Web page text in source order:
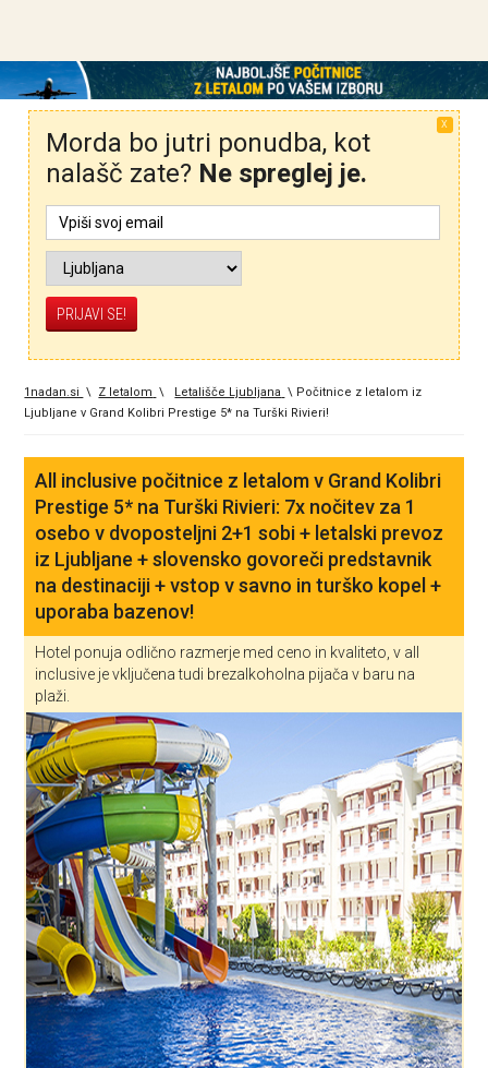
X
Morda bo jutri ponudba, kot
nalašč zate? Ne spreglej je.
1nadan.si \ Z letalom \ Letališče Ljubljana \ Počitnice z letalom iz
Ljubljane v Grand Kolibri Prestige 5* na Turški Rivieri!
All inclusive počitnice z letalom v Grand Kolibri
Prestige 5* na Turški Rivieri: 7x nočitev za 1
osebo v dvoposteljni 2+1 sobi + letalski prevoz
iz Ljubljane + slovensko govoreči predstavnik
na destinaciji + vstop v savno in turško kopel +
uporaba bazenov!
Hotel ponuja odlično razmerje med ceno in kvaliteto, v all
inclusive je vključena tudi brezalkoholna pijača v baru na
plaži.